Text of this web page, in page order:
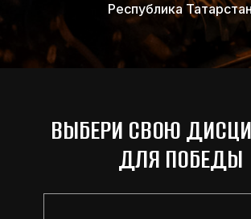
Республика
ВЫБЕРИ СВОЮ
ДЛЯ ПОБЕДЫ